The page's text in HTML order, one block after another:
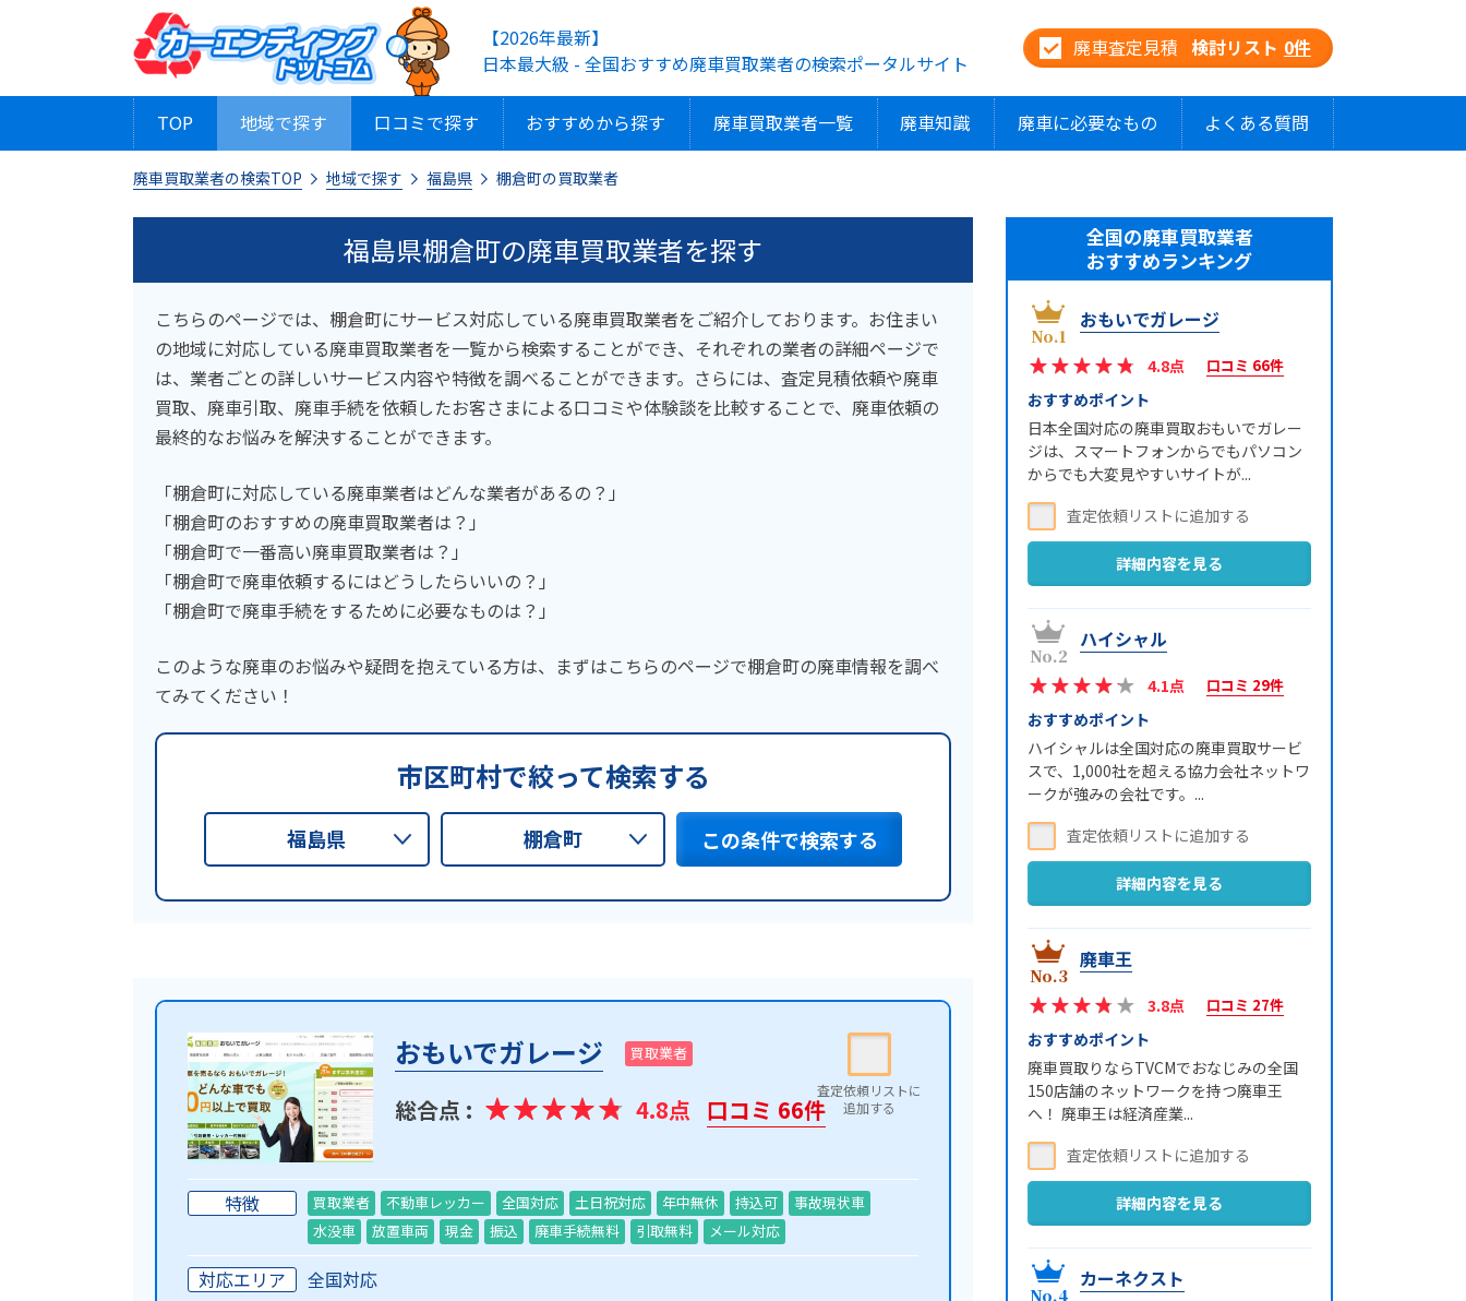
【2026年最新】
日本最大級 - 全国おすすめ廃車買取業者の検索ポータルサイト
廃車査定見積 検討リスト 0件
TOP 地域で探す 口コミで探す おすすめから探す 廃車買取業者一覧 廃車知識 廃車に必要なもの よくある質問
廃車買取業者の検索TOP 地域で探す 福島県 棚倉町の買取業者
福島県棚倉町の廃車買取業者を探す
こちらのページでは、棚倉町にサービス対応している廃車買取業者をご紹介しております。お住まい
の地域に対応している廃車買取業者を一覧から検索することができ、それぞれの業者の詳細ページで
は、業者ごとの詳しいサービス内容や特徴を調べることができます。さらには、査定見積依頼や廃車
買取、廃車引取、廃車手続を依頼したお客さまによる口コミや体験談を比較することで、廃車依頼の
最終的なお悩みを解決することができます。
「棚倉町に対応している廃車業者はどんな業者があるの？」
「棚倉町のおすすめの廃車買取業者は？」
「棚倉町で一番高い廃車買取業者は？」
「棚倉町で廃車依頼するにはどうしたらいいの？」
「棚倉町で廃車手続をするために必要なものは？」
このような廃車のお悩みや疑問を抱えている方は、まずはこちらのページで棚倉町の廃車情報を調べ
てみてください！
市区町村で絞って検索する
福島県 棚倉町 この条件で検索する
おもいでガレージ 買取業者
総合点 : 4.8点 口コミ 66件
特徴 買取業者 不動車レッカー 全国対応 土日祝対応 年中無休 持込可
事故現状車
水没車
放置車両 現金 振込 廃車手続無料 引取無料 メール対応
対応エリア 全国対応
全国の廃車買取業者
おすすめランキング
おもいでガレージ
4.8点 口コミ 66件
おすすめポイント
日本全国対応の廃車買取おもいでガレー
ジは、スマートフォンからでもパソコン
からでも大変見やすいサイトが...
詳細内容を見る
ハイシャル
4.1点 口コミ 29件
おすすめポイント
ハイシャルは全国対応の廃車買取サービ
スで、1,000社を超える協力会社ネットワ
ークが強みの会社です。...
詳細内容を見る
廃車王
3.8点 口コミ 27件
おすすめポイント
廃車買取りならTVCMでおなじみの全国
150店舗のネットワークを持つ廃車王
へ！ 廃車王は経済産業...
詳細内容を見る
カーネクスト